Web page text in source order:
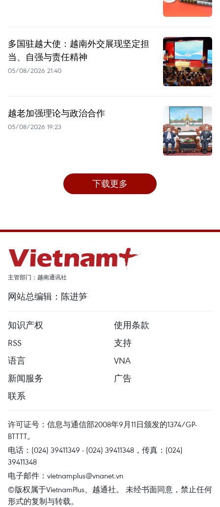
多国驻越大使：越南外交展现坚定担
当、自强与责任精神
05/08/2026 21:40
越老加强理论与政治合作
05/08/2026 19:23
下载更多
主管部门：越南通讯社
网站总编辑：陈进笋
知识产权
使用条款
RSS
支持
语言
VNA
新闻服务
广告
联系
许可证号：信息与通信部2008年9月11日颁发的1374/GP-
BTTTT。
电话：(024) 39411349 - (024) 39411348，传真：(024)
39411348
电子邮件： vietnamplus@vnanet.vn
©版权属于VietnamPlus、越通社。 未经书面同意，禁止任何
形式的复制与转载。